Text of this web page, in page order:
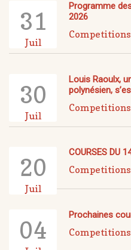
31
Juil
Programme
2026
Competitions
30
Juil
Louis Raoulx,
polynésien,
Competitions
20
Juil
COURSES DU
Competitions
04
Prochaines
Competitions